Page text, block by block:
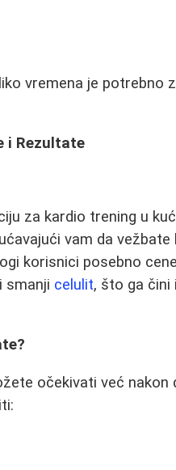
vremena je potrebno
i Rezultate
za kardio trening u
vam da vežbate
korisnici posebno
smanji celulit, što ga čini
očekivati već nakon